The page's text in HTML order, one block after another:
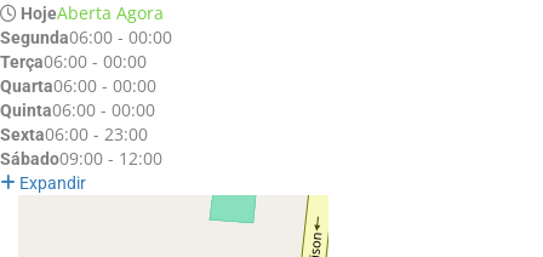
HojeAberta Agora
Segunda06:00 - 00:00
Terça06:00 - 00:00
Quarta06:00 - 00:00
Quinta06:00 - 00:00
Sexta06:00 - 23:00
Sábado09:00 - 12:00
Expandir